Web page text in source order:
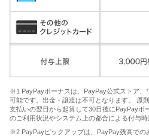
※1 PayPayボーナスは、PayPay公式ストア、
可能です。出金・譲渡は不可となります。 原
支払いの翌日から起算して30日後にPayPayボ
のご利用状況やシステム上の都合による付与時
※2 PayPayピックアップは、PayPay残高での